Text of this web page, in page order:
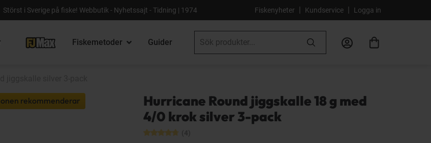
Störst i Sverige på fiske! Webbutik - Nyhetssajt - Tidning | 1974 Fiskenyheter | Kundservice | Logga in
Fiskemetoder Guider
rekommenderar
Hurricane Round jiggskalle 18 g med
4/0 krok silver 3-pack